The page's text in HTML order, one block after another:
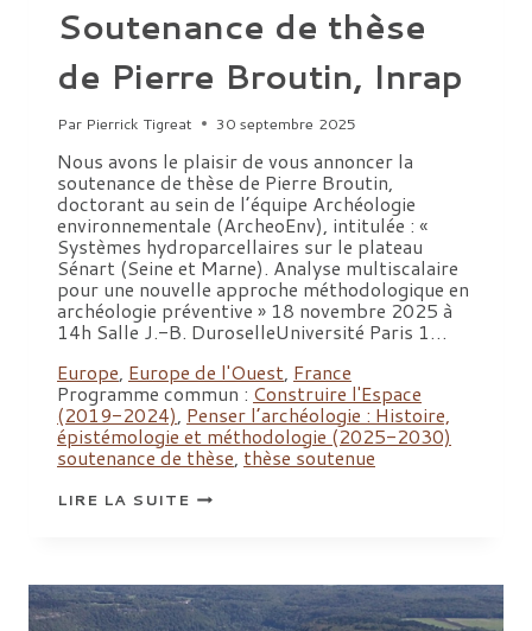
Soutenance de thèse
de Pierre Broutin, Inrap
Par Pierrick Tigreat 30 septembre 2025
Nous avons le plaisir de vous annoncer la
soutenance de thèse de Pierre Broutin,
doctorant au sein de l’équipe Archéologie
environnementale (ArcheoEnv), intitulée : «
Systèmes hydroparcellaires sur le plateau
Sénart (Seine et Marne). Analyse multiscalaire
pour une nouvelle approche méthodologique en
archéologie préventive » 18 novembre 2025 à
14h Salle J.-B. DuroselleUniversité Paris 1…
Europe, Europe de l'Ouest, France
Programme commun : Construire l'Espace
(2019-2024), Penser l’archéologie : Histoire,
épistémologie et méthodologie (2025-2030)
soutenance de thèse, thèse soutenue
LIRE LA SUITESOUTENANCE
DE
INRAP